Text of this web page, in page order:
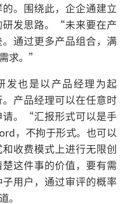
。围绕此，企企通建立
发思路。“未来要在产
通过更多产品组合，满
求。”
发也是以产品经理为起
产品经理可以在任意时
请。“汇报形式可以是手
，不拘于形式。也可以
收费模式上进行无限创
这件事的价值，要有需
用户，通过审评的概率
。